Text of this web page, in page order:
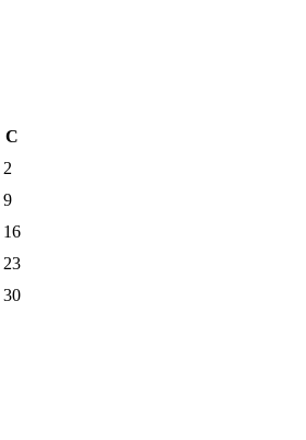
C
2
9
16
23
30